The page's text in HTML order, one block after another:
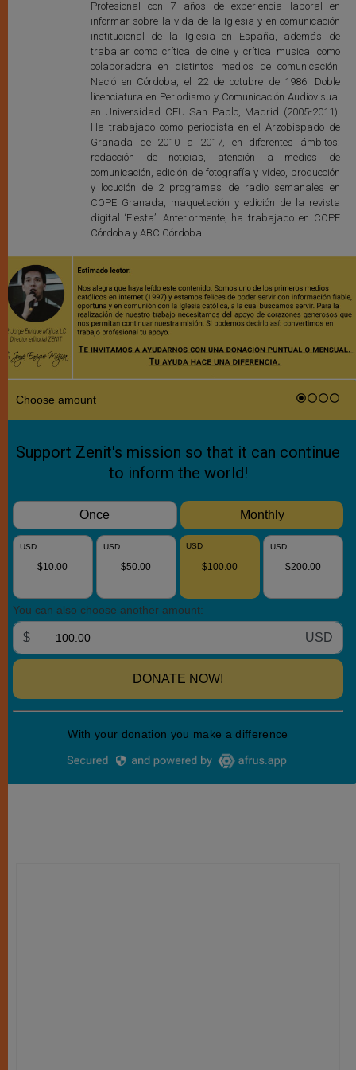
Profesional con 7 años de experiencia laboral en
informar sobre la vida de la Iglesia y en comunicación
institucional de la Iglesia en España, además de
trabajar como crítica de cine y crítica musical como
colaboradora en distintos medios de comunicación.
Nació en Córdoba, el 22 de octubre de 1986. Doble
licenciatura en Periodismo y Comunicación Audiovisual
en Universidad CEU San Pablo, Madrid (2005-2011).
Ha trabajado como periodista en el Arzobispado de
Granada de 2010 a 2017, en diferentes ámbitos:
redacción de noticias, atención a medios de
comunicación, edición de fotografía y vídeo, producción
y locución de 2 programas de radio semanales en
COPE Granada, maquetación y edición de la revista
digital ‘Fiesta’. Anteriormente, ha trabajado en COPE
Córdoba y ABC Córdoba.